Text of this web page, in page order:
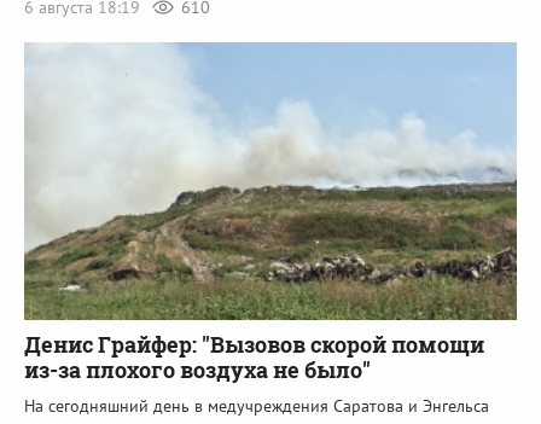
6 августа 18:19 610
Денис Грайфер: "Вызовов скорой помощи
из-за плохого воздуха не было"
На сегодняшний день в медучреждения Саратова и Энгельса